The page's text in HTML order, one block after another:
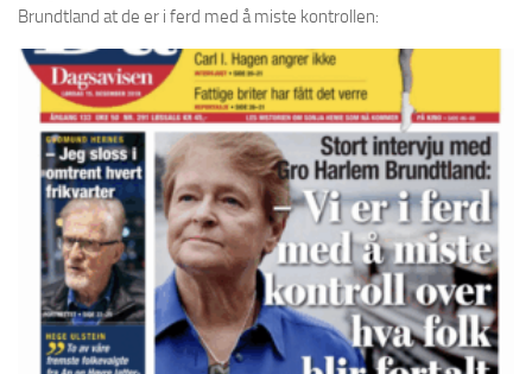
Brundtland at de er i ferd med å miste kontrollen: